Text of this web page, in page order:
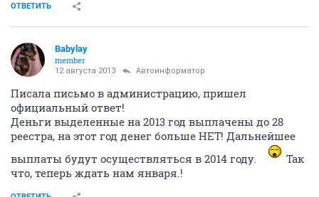
ОТВЕТИТЬ
Babylay
member
12 августа 2013 Автоинформатор
Писала письмо в администрацию, пришел
официальный ответ!
Деньги выделенные на 2013 год выплачены до 28
реестра, на этот год денег больше НЕТ! Дальнейшее
выплаты будут осуществляться в 2014 году.
Так
что, теперь ждать нам января.!